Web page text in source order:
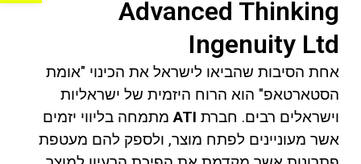
Advanced Thinking
Ingenuity Ltd
אחת הסיבות שהביאו לישראל את הכינוי "אומת
הסטארטאפ" הוא הרוח היזמית של ישראליות
וישראלים רבים. חברת ATI מתמחה בליווי יזמים
אשר מעוניינים לפתח מוצר, ולספק להם מעטפת